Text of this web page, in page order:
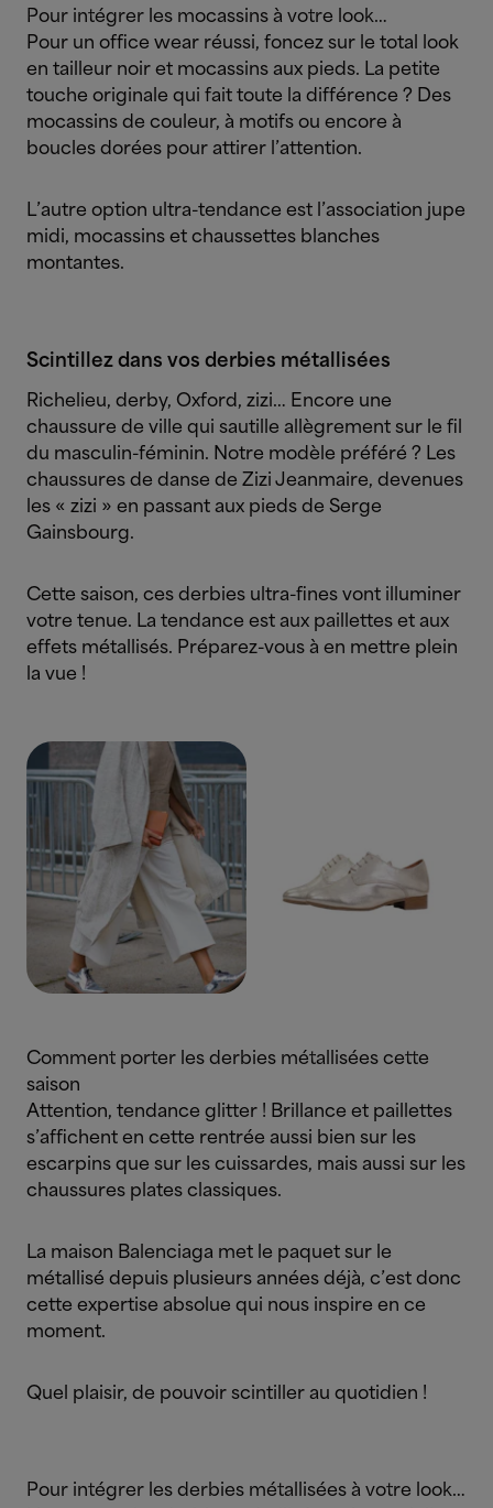
Pour intégrer les mocassins à votre look…
Pour un office wear réussi, foncez sur le total look
en tailleur noir et mocassins aux pieds. La petite
touche originale qui fait toute la différence ? Des
mocassins de couleur, à motifs ou encore à
boucles dorées pour attirer l’attention.
L’autre option ultra-tendance est l’association jupe
midi, mocassins et chaussettes blanches
montantes.
Scintillez dans vos derbies métallisées
Richelieu, derby, Oxford, zizi… Encore une
chaussure de ville qui sautille allègrement sur le fil
du masculin-féminin. Notre modèle préféré ? Les
chaussures de danse de Zizi Jeanmaire, devenues
les « zizi » en passant aux pieds de Serge
Gainsbourg.
Cette saison, ces derbies ultra-fines vont illuminer
votre tenue. La tendance est aux paillettes et aux
effets métallisés. Préparez-vous à en mettre plein
la vue !
Comment porter les derbies métallisées cette
saison
Attention, tendance glitter ! Brillance et paillettes
s’affichent en cette rentrée aussi bien sur les
escarpins que sur les cuissardes, mais aussi sur les
chaussures plates classiques.
La maison Balenciaga met le paquet sur le
métallisé depuis plusieurs années déjà, c’est donc
cette expertise absolue qui nous inspire en ce
moment.
Quel plaisir, de pouvoir scintiller au quotidien !
Pour intégrer les derbies métallisées à votre look…